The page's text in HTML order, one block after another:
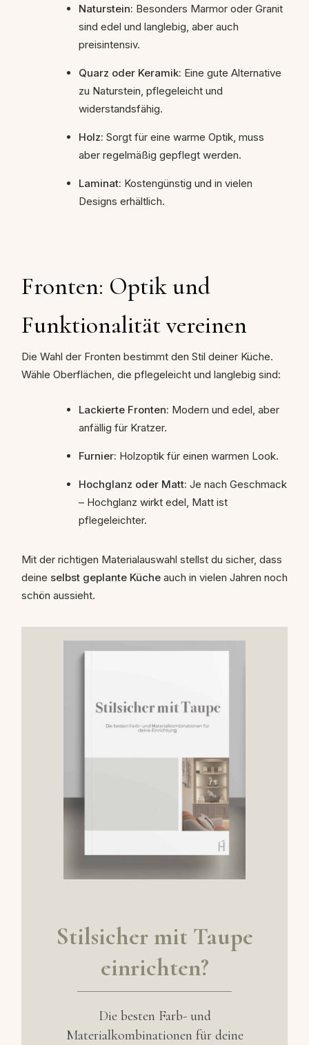
Naturstein: Besonders Marmor oder Granit
sind edel und langlebig, aber auch
preisintensiv.
Quarz oder Keramik: Eine gute Alternative
zu Naturstein, pflegeleicht und
widerstandsfähig.
Holz: Sorgt für eine warme Optik, muss
aber regelmäßig gepflegt werden.
Laminat: Kostengünstig und in vielen
Designs erhältlich.
Fronten: Optik und
Funktionalität vereinen
Die Wahl der Fronten bestimmt den Stil deiner Küche.
Wähle Oberflächen, die pflegeleicht und langlebig sind:
Lackierte Fronten: Modern und edel, aber
anfällig für Kratzer.
Furnier: Holzoptik für einen warmen Look.
Hochglanz oder Matt: Je nach Geschmack
– Hochglanz wirkt edel, Matt ist
pflegeleichter.
Mit der richtigen Materialauswahl stellst du sicher, dass
deine selbst geplante Küche auch in vielen Jahren noch
schön aussieht.
Stilsicher mit Taupe
einrichten?
Die besten Farb- und
Materialkombinationen für deine